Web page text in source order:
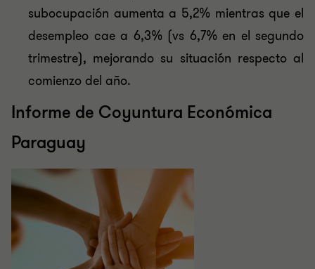
subocupación aumenta a 5,2% mientras que el
desempleo cae a 6,3% (vs 6,7% en el segundo
trimestre), mejorando su situación respecto al
comienzo del año.
Informe de Coyuntura Económica
Paraguay